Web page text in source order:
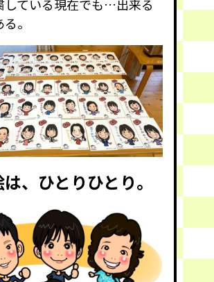
している現在でも…出来る
。
、ひとりひとり。